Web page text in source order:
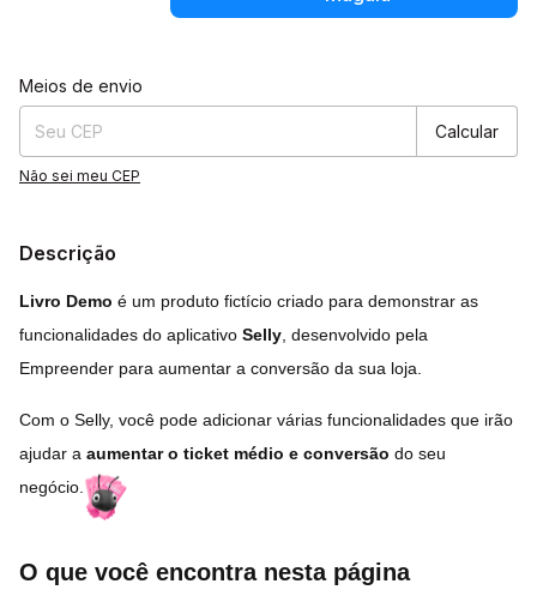
Entregas para o CEP:
Meios de envio
Calcular
Não sei meu CEP
Descrição
Livro Demo é um produto fictício criado para demonstrar as
funcionalidades do aplicativo Selly , desenvolvido pela
Empreender para aumentar a conversão da sua loja.
Com o Selly, você pode adicionar várias funcionalidades que irão
ajudar a aumentar o ticket médio e conversão do seu
negócio.
O que você encontra nesta página